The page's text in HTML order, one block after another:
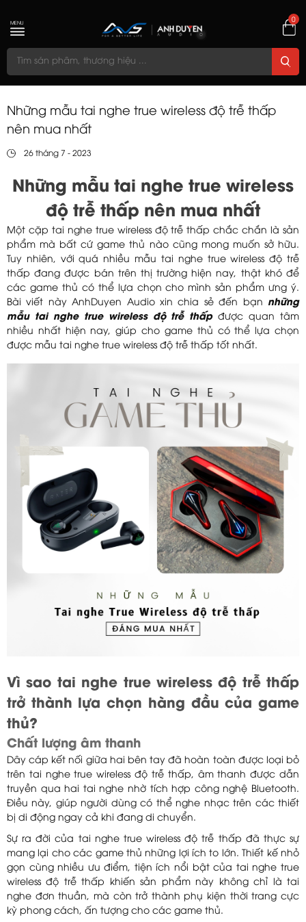
0
MENU
Những mẫu tai nghe true wireless độ trễ thấp
nên mua nhất
26 tháng 7 - 2023
Những mẫu tai nghe true wireless
độ trễ thấp nên mua nhất
Một cặp tai nghe true wireless độ trễ thấp chắc chắn là sản
phẩm mà bất cứ game thủ nào cũng mong muốn sở hữu.
Tuy nhiên, với quá nhiều mẫu tai nghe true wireless độ trễ
thấp đang được bán trên thị trường hiện nay, thật khó để
các game thủ có thể lựa chọn cho mình sản phẩm ưng ý.
Bài viết này AnhDuyen Audio xin chia sẻ đến bạn những
mẫu tai nghe true wireless độ trễ thấpđược quan tâm
nhiều nhất hiện nay, giúp cho game thủ có thể lựa chọn
được mẫu tai nghe true wireless độ trễ thấp tốt nhất.
Vì sao tai nghe true wireless độ trễ thấp
trở thành lựa chọn hàng đầu của game
thủ?
Chất lượng âm thanh
Dây cáp kết nối giữa hai bên tay đã hoàn toàn được loại bỏ
trên tai nghe true wireless độ trễ thấp, âm thanh được dẫn
truyền qua hai tai nghe nhờ tích hợp công nghệ Bluetooth.
Điều này, giúp người dùng có thể nghe nhạc trên các thiết
bị di động ngay cả khi đang di chuyển.
Sự ra đời của tai nghe true wireless độ trễ thấp đã thực sự
mang lại cho các game thủ những lợi ích to lớn. Thiết kế nhỏ
gọn cùng nhiều ưu điểm, tiện ích nổi bật của tai nghe true
wireless độ trễ thấp khiến sản phẩm này không chỉ là tai
nghe đơn thuần, mà còn trở thành phụ kiện thời trang cực
kỳ phong cách, ấn tượng cho các game thủ.